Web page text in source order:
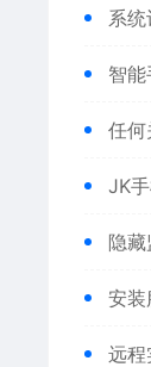
系统
智能
任何
JK
隐
安装
远程